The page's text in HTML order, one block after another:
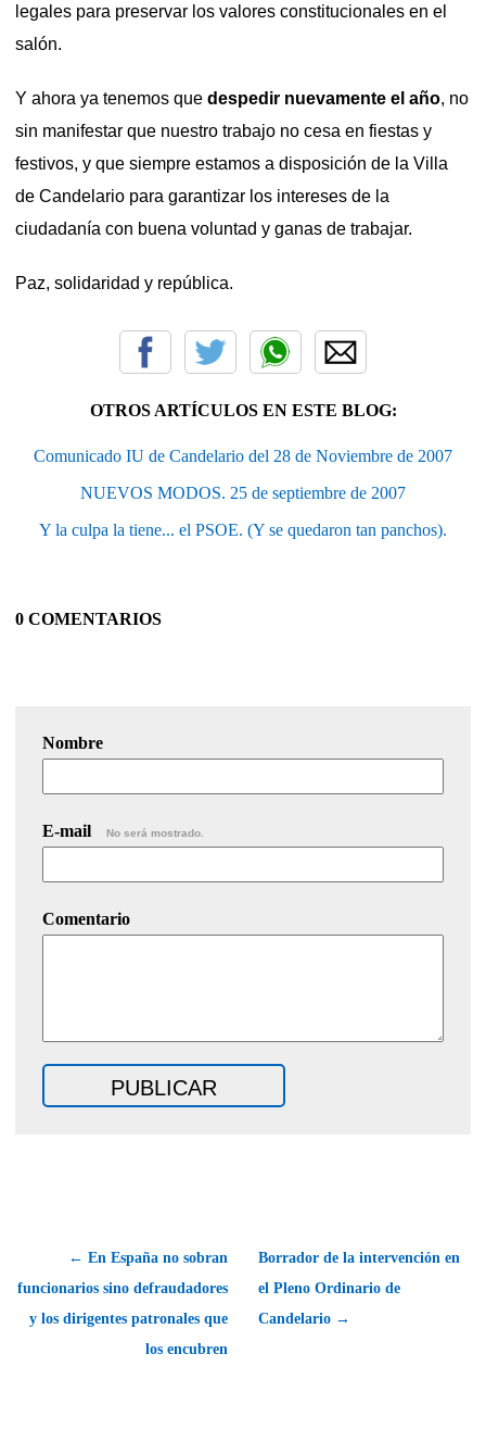
legales para preservar los valores constitucionales en el
salón.
Y ahora ya tenemos que despedir nuevamente el año, no
sin manifestar que nuestro trabajo no cesa en fiestas y
festivos, y que siempre estamos a disposición de la Villa
de Candelario para garantizar los intereses de la
ciudadanía con buena voluntad y ganas de trabajar.
Paz, solidaridad y república.
OTROS ARTÍCULOS EN ESTE BLOG:
Comunicado IU de Candelario del 28 de Noviembre de 2007
NUEVOS MODOS. 25 de septiembre de 2007
Y la culpa la tiene... el PSOE. (Y se quedaron tan panchos).
0 COMENTARIOS
Nombre
E-mail No será mostrado.
Comentario
← En España no sobran
funcionarios sino defraudadores
y los dirigentes patronales que
los encubren
Borrador de la intervención en
el Pleno Ordinario de
Candelario →